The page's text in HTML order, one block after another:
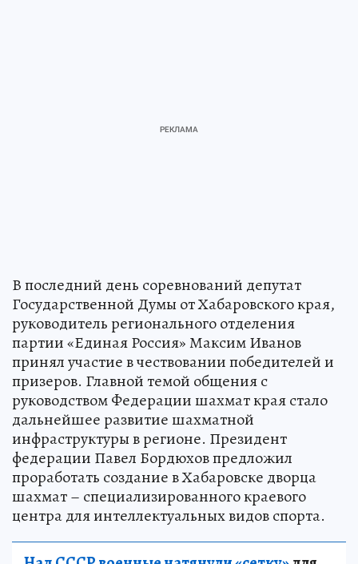
В последний день соревнований депутат
Государственной Думы от Хабаровского края,
руководитель регионального отделения
партии «Единая Россия» Максим Иванов
принял участие в чествовании победителей и
призеров. Главной темой общения с
руководством Федерации шахмат края стало
дальнейшее развитие шахматной
инфраструктуры в регионе. Президент
федерации Павел Бордюхов предложил
проработать создание в Хабаровске дворца
шахмат – специализированного краевого
центра для интеллектуальных видов спорта.